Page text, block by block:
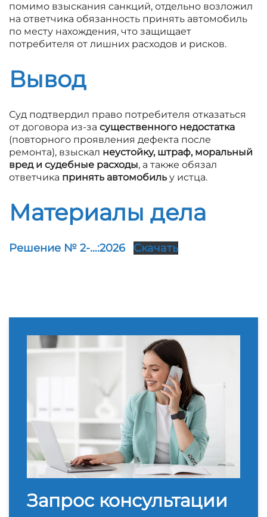
помимо взыскания санкций, отдельно возложил
на ответчика обязанность принять автомобиль
по месту нахождения, что защищает
потребителя от лишних расходов и рисков.
Вывод
Суд подтвердил право потребителя отказаться
от договора из-за существенного недостатка
(повторного проявления дефекта после
ремонта), взыскал неустойку, штраф, моральный
вред и судебные расходы, а также обязал
ответчика принять автомобиль у истца.
Материалы дела
Решение № 2-…:2026 Скачать
Запрос консультации